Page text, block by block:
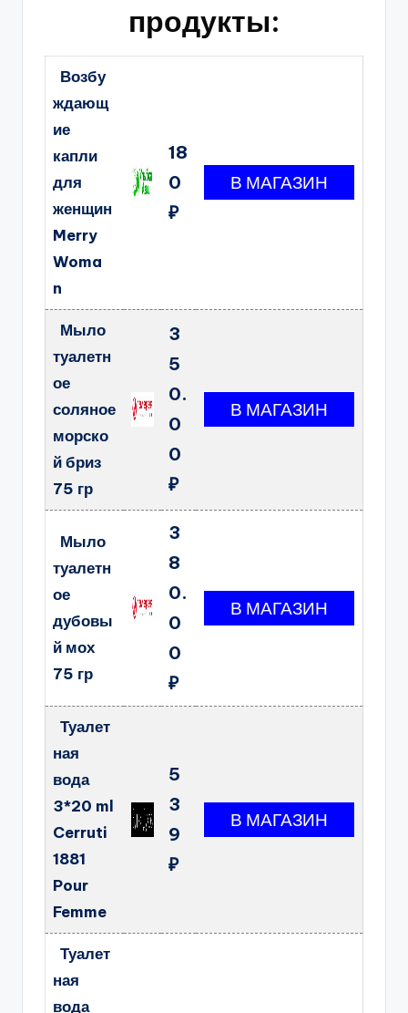
продукты:
Возбу
ждающ
ие
капли
для
женщин
Merry
Woma
n
18
0
₽
Мыло
туалетн
ое
соляное
морско
й бриз
75 гр
3
5
0.
0
0
₽
Мыло
туалетн
ое
дубовы
й мох
75 гр
3
8
0.
0
0
₽
Туалет
ная
вода
3*20 ml
Cerruti
1881
Pour
Femme
5
3
9
₽
Туалет
ная
вода